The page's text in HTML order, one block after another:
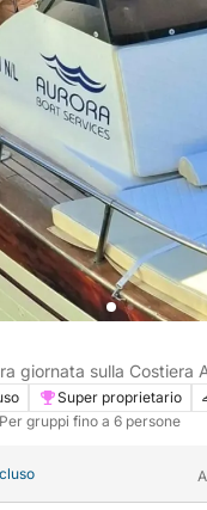
giornata sulla Costiera
Super proprietario
Per gruppi fino a 6 persone